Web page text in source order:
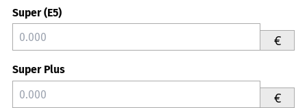
Super (E5)
€
Super Plus
€